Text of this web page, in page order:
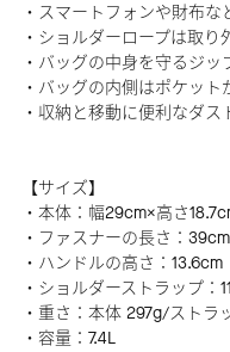
・スマートフォンや財布
・ショルダーロープは取り
・バッグの中身を守るジッ
・バッグの内側はポケッ
・収納と移動に便利なダス
【サイズ】
・本体：幅29cm×高さ
・ファスナーの長さ：39cm
・ハンドルの高さ：13.6cm
・ショルダーストラップ：
・重さ：本体 297g/ストラ
・容量：7.4L